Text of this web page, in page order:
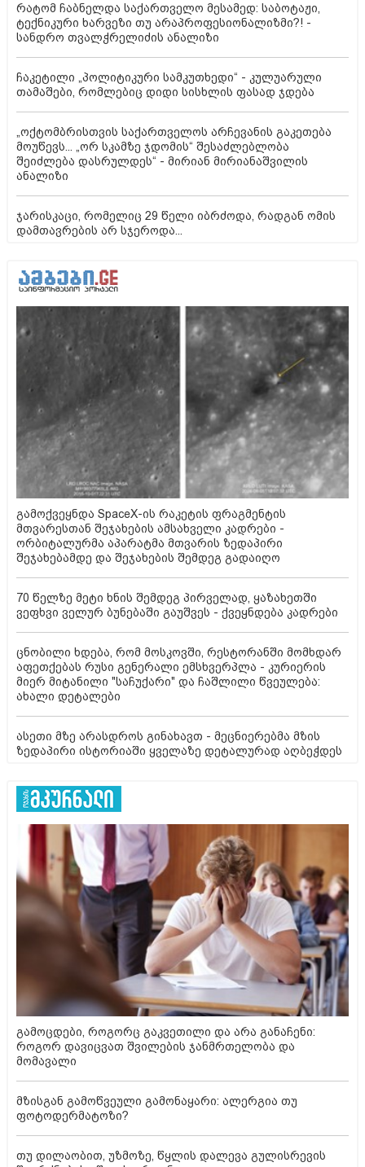
რატომ ჩაბნელდა საქართველო მესამედ: საბოტაჟი,
ტექნიკური ხარვეზი თუ არაპროფესიონალიზმი?! -
სანდრო თვალჭრელიძის ანალიზი
ჩაკეტილი „პოლიტიკური სამკუთხედი“ - კულუარული
თამაშები, რომლებიც დიდი სისხლის ფასად ჯდება
„ოქტომბრისთვის საქართველოს არჩევანის გაკეთება
მოუწევს... „ორ სკამზე ჯდომის“ შესაძლებლობა
შეიძლება დასრულდეს“ - მირიან მირიანაშვილის
ანალიზი
ჯარისკაცი, რომელიც 29 წელი იბრძოდა, რადგან ომის
დამთავრების არ სჯეროდა...
გამოქვეყნდა SpaceX-ის რაკეტის ფრაგმენტის
მთვარესთან შეჯახების ამსახველი კადრები -
ორბიტალურმა აპარატმა მთვარის ზედაპირი
შეჯახებამდე და შეჯახების შემდეგ გადაიღო
70 წელზე მეტი ხნის შემდეგ პირველად, ყაზახეთში
ვეფხვი ველურ ბუნებაში გაუშვეს - ქვეყნდება კადრები
ცნობილი ხდება, რომ მოსკოვში, რესტორანში მომხდარ
აფეთქებას რუსი გენერალი ემსხვერპლა - კურიერის
მიერ მიტანილი "საჩუქარი" და ჩაშლილი წვეულება:
ახალი დეტალები
ასეთი მზე არასდროს გინახავთ - მეცნიერებმა მზის
ზედაპირი ისტორიაში ყველაზე დეტალურად აღბეჭდეს
გამოცდები, როგორც გაკვეთილი და არა განაჩენი:
როგორ დავიცვათ შვილების ჯანმრთელობა და
მომავალი
მზისგან გამოწვეული გამონაყარი: ალერგია თუ
ფოტოდერმატოზი?
თუ დილაობით, უზმოზე, წყლის დალევა გულისრევის